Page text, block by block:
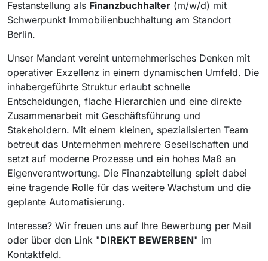
Festanstellung als Finanzbuchhalter (m/w/d) mit
Schwerpunkt Immobilienbuchhaltung am Standort
Berlin.
Unser Mandant vereint unternehmerisches Denken mit
operativer Exzellenz in einem dynamischen Umfeld. Die
inhabergeführte Struktur erlaubt schnelle
Entscheidungen, flache Hierarchien und eine direkte
Zusammenarbeit mit Geschäftsführung und
Stakeholdern. Mit einem kleinen, spezialisierten Team
betreut das Unternehmen mehrere Gesellschaften und
setzt auf moderne Prozesse und ein hohes Maß an
Eigenverantwortung. Die Finanzabteilung spielt dabei
eine tragende Rolle für das weitere Wachstum und die
geplante Automatisierung.
Interesse? Wir freuen uns auf Ihre Bewerbung per Mail
oder über den Link "DIREKT BEWERBEN" im
Kontaktfeld.